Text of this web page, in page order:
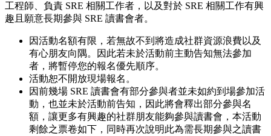
工程師、負責 SRE 相關工作者，以及對於 SRE 相關工作有興
趣且願意長期參與 SRE 讀書會者。
因活動名額有限，若無故不到將造成社群資源浪費以及
有心朋友向隅。因此若未於活動前主動告知無法參加
者，將暫停您的報名優先順序。
活動恕不開放現場報名。
因前幾場 SRE 讀書會有部分參與者並未如約到場參加活
動，也並未於活動前告知，因此將會釋出部分參與名
額，讓更多有興趣的社群朋友能夠參與讀書會，本活動
剩餘之票卷如下，同時再次說明此為需長期參與之讀書